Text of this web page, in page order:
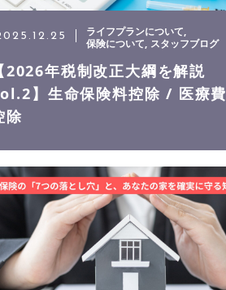
よくある質問
コンテンツ
お問い合わせ
ライフプランについて
保険について スタッフブログ
【2026年税制改正大綱を解説
】生命保険料控除 / 医療費
除